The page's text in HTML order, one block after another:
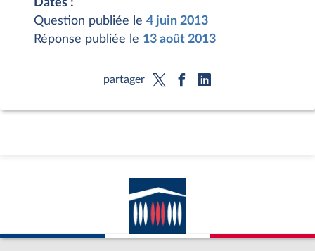
Dates :
Question publiée le 4 juin 2013
Réponse publiée le 13 août 2013
partager